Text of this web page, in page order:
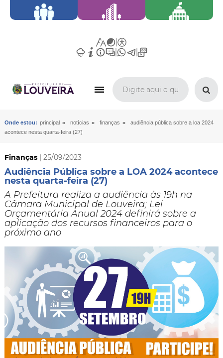
Onde estou: principal » notícias » finanças »
audiência pública sobre a loa 2024
acontece nesta quarta-feira (27)
Finanças| 25/09/2023
Audiência Pública sobre a LOA 2024 acontece
nesta quarta-feira (27)
​A Prefeitura realiza a audiência às 19h na
Câmara Municipal de Louveira; Lei
Orçamentária Anual 2024 definirá sobre a
aplicação dos recursos financeiros para o
próximo ano